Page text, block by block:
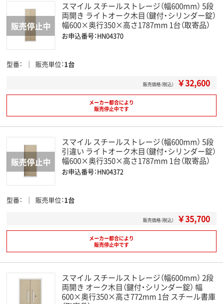
スマイル スチールストレージ（幅600mm） 5段
両開き ライトオーク木目（鍵付・シリンダー錠）
幅600×奥行350×高さ1787mm 1台（取寄品）
お申込番号：HN04370
型番 販売単位 1台
販売価格（税込） ￥32,600
メーカー都合により
販売停止中です
スマイル スチールストレージ（幅600mm） 5段
引違い ライトオーク木目（鍵付・シリンダー錠）
幅600×奥行350×高さ1787mm 1台（取寄品）
お申込番号：HN04372
型番 販売単位 1台
販売価格（税込） ￥35,700
メーカー都合により
販売停止中です
スマイル スチールストレージ（幅600mm） 2段
両開き オーク木目（鍵付・シリンダー錠） 幅
600×奥行350×高さ772mm 1台 スチール書庫